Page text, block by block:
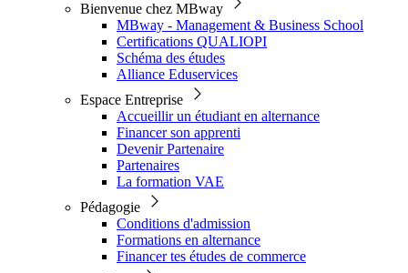
Bienvenue chez MBway
MBway - Management & Business School
Certifications QUALIOPI
Schéma des études
Alliance Eduservices
Espace Entreprise
Accueillir un étudiant en alternance
Financer son apprenti
Devenir Partenaire
Partenaires
La formation VAE
Pédagogie
Conditions d'admission
Formations en alternance
Financer tes études de commerce